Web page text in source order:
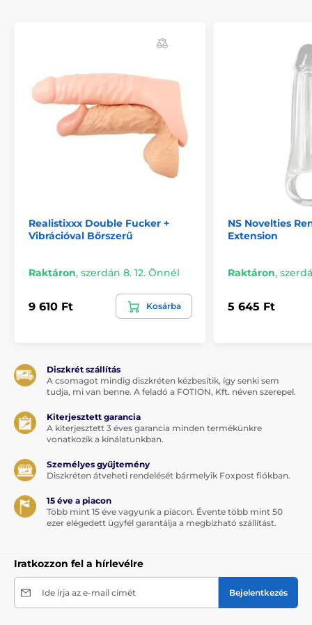
Realistixxx Double Fucker +
Vibrációval Bőrszerű
Raktáron, szerdán 8. 12. Önnél
9 610 Ft Kosárba
NS Novelties
Extension
Raktáron,
5 645 Ft
Diszkrét szállítás
A csomagot mindig diszkréten kézbesítik, így senki sem
tudja, mi van benne. A feladó a FOTION, Kft. néven szerepel.
Kiterjesztett garancia
A kiterjesztett 3 éves garancia minden termékünkre
vonatkozik a kínálatunkban.
Személyes gyűjtemény
Diszkréten átveheti rendelését bármelyik Foxpost fiókban.
15 éve a piacon
Több mint 15 éve vagyunk a piacon. Évente több mint 50
ezer elégedett ügyfél garantálja a megbízható szállítást.
Iratkozzon fel a hírlevélre
Ide írja az e-mail címét Bejelentkezés